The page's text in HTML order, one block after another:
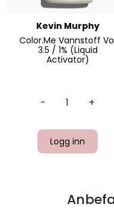
Kevin Murphy
Color.Me Vannstoff
3.5 / 1% (Liquid
Activator)
- +
Logg inn